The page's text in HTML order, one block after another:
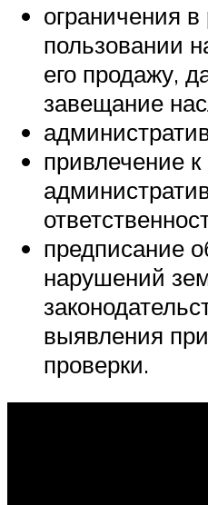
ограничения
пользовании
его продажу,
завещание
привлечение к
предписание
нарушений
выявления
проверки.